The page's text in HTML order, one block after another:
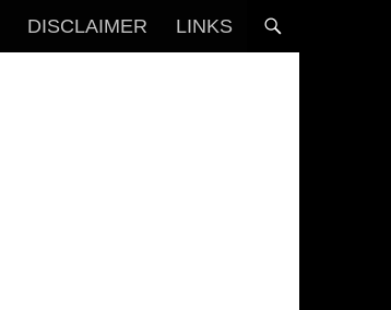
DISCLAIMER LINKS